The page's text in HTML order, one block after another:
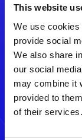
This website
We use
provide social
We also share
our social
may combine it
provided to
of their services.
ある可能性が
メールアドレ
再度手続きを